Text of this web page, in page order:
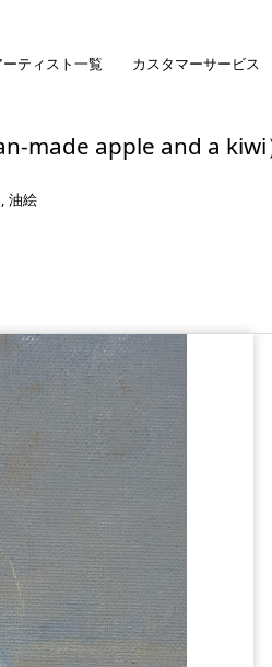
ーティスト一覧 カスタマーサービス
made apple and a kiwi
, 油絵